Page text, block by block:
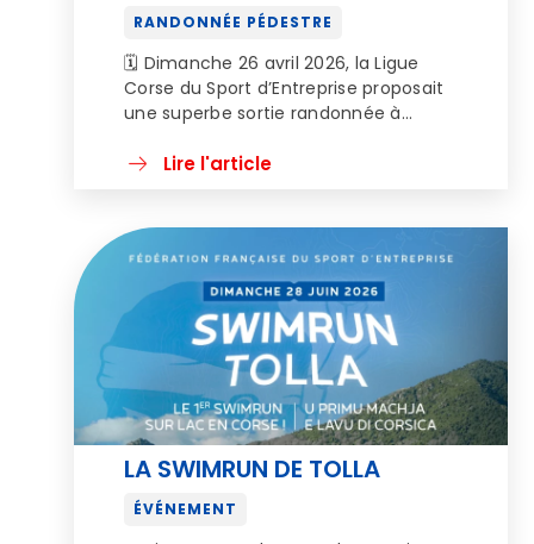
RANDONNÉE PÉDESTRE
🗓️ Dimanche 26 avril 2026, la Ligue
Corse du Sport d’Entreprise proposait
une superbe sortie randonnée à
les chemins de Sampiero Corso »,
chargé d’histoire, où les images
remplacentparfois les mots… et
révèlent des recoins aussi
authentiques que fascinants.Au
programme […]
Lire l'article
LA SWIMRUN DE TOLLA
ÉVÉNEMENT